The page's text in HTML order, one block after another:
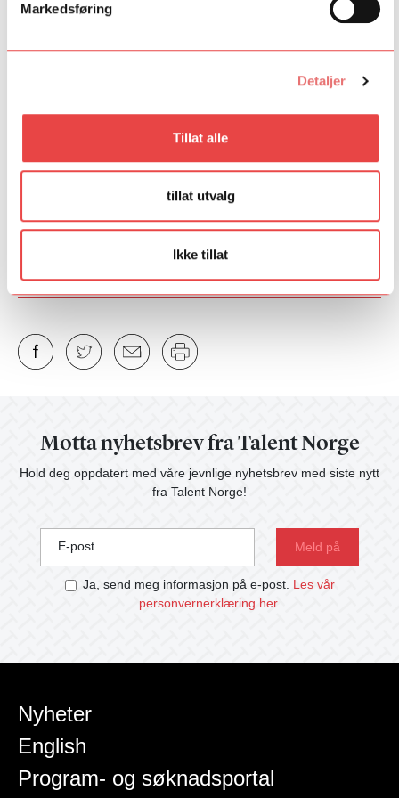
Markedsføring
Detaljer
Tillat alle
tillat utvalg
Ikke tillat
det er også blitt slik at vi har prioritert støtteordninger som får
som kan mer, får ofte ikke den samme hjelpen. I Norge har vi en
flott oppbygging av kulturskolen, og vi har fremragende høyere
musikkutdanning, men rammene rundt talentutvikling må vi
utvikle. Ett av senterets primære oppgaver er å bidra til å styrke
talentmiljøene i regionene slik at unge musikere kan utvikle seg i
Fant du det du lette etter?
Ja Nei
Motta nyhetsbrev fra Talent Norge
Hold deg oppdatert med våre jevnlige nyhetsbrev med siste nytt
fra Talent Norge!
E-post
Ja, send meg informasjon på e-post. Les vår
personvernerklæring her
Nyheter
English
Program- og søknadsportal